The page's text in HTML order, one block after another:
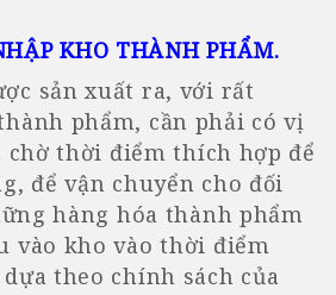
KHO THÀNH PHẨM.
sản xuất ra, với rất
phẩm, cần phải có vị
thời điểm thích hợp để
để vận chuyển cho đối
hàng hóa thành phẩm
vào kho vào thời điểm
theo chính sách của